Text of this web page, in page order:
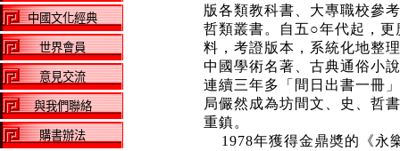
中國文化經典
世界會員
意見交流
與我們聯絡
購書辦法
版各類教科書、大專職校參
哲類叢書。自五○年代起，更
料，考證版本，系統化地整
中國學術名著、古典通俗小
連續三年多「間日出書一冊
局儼然成為坊間文、史、哲
重鎮。
1978年獲得金鼎奬的《永